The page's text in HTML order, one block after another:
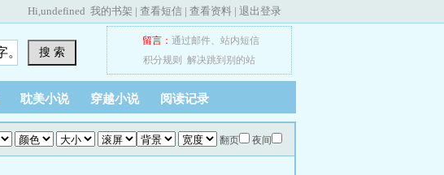
Hi,undefined 我的书架 | 查看短信 | 查看资料 | 退出登录
搜 索
留言： 通过邮件、 站内短信
积分规则
解决跳到别的站
耽美小说 穿越小说 阅读记录
翻页 夜间